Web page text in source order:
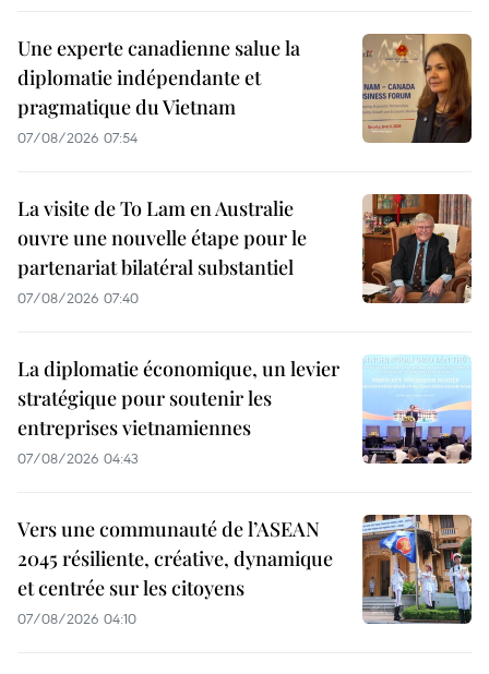
Une experte canadienne salue la
diplomatie indépendante et
pragmatique du Vietnam
07/08/2026 07:54
La visite de To Lam en Australie
ouvre une nouvelle étape pour le
partenariat bilatéral substantiel
07/08/2026 07:40
La diplomatie économique, un levier
stratégique pour soutenir les
entreprises vietnamiennes
07/08/2026 04:43
Vers une communauté de l’ASEAN
2045 résiliente, créative, dynamique
et centrée sur les citoyens
07/08/2026 04:10